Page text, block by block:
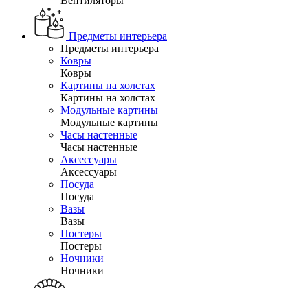
Предметы интерьера
Предметы интерьера
Ковры
Ковры
Картины на холстах
Картины на холстах
Модульные картины
Модульные картины
Часы настенные
Часы настенные
Аксессуары
Аксессуары
Посуда
Посуда
Вазы
Вазы
Постеры
Постеры
Ночники
Ночники